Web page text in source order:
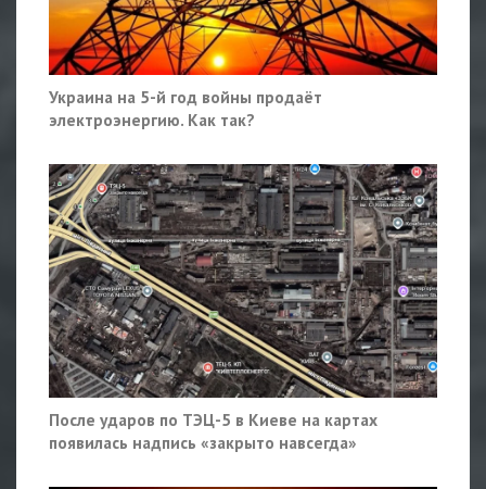
Украина на 5-й год войны продаёт
электроэнергию. Как так?
После ударов по ТЭЦ-5 в Киеве на картах
появилась надпись «закрыто навсегда»